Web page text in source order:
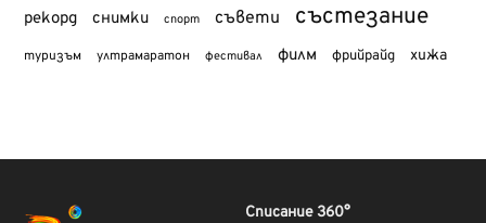
рекорд снимки спорт съвети състезание
туризъм ултрамаратон фестивал филм фрийрайд хижа
Списание 360°